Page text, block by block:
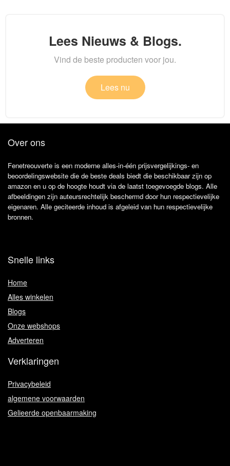
Lees Nieuws & Blogs.
Vind de beste producten voor jou.
Lees nu
Over ons
Fenetreouverte is een moderne alles-in-één prijsvergelijkings- en
beoordelingswebsite die de beste deals biedt die beschikbaar zijn op
amazon en u op de hoogte houdt via de laatst toegevoegde blogs. Alle
afbeeldingen zijn auteursrechtelijk beschermd door hun respectievelijke
eigenaren. Alle geciteerde inhoud is afgeleid van hun respectievelijke
bronnen.
Snelle links
Home
Alles winkelen
Blogs
Onze webshops
Adverteren
Verklaringen
Privacybeleid
algemene voorwaarden
Gelieerde openbaarmaking